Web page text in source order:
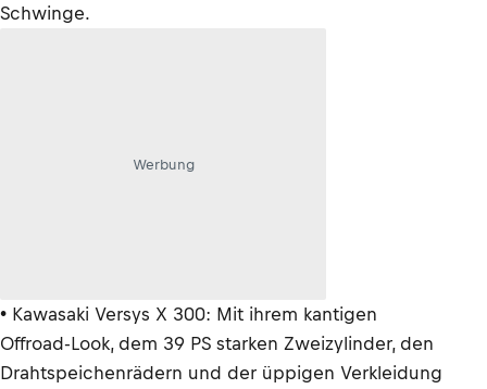
Schwinge.
Werbung
• Kawasaki Versys X 300: Mit ihrem kantigen
Offroad-Look, dem 39 PS starken Zweizylinder, den
Drahtspeichenrädern und der üppigen Verkleidung